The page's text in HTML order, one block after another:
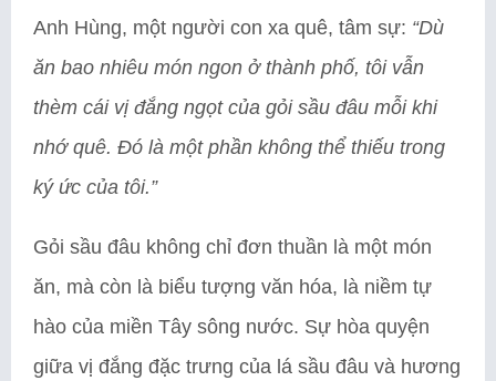
Anh Hùng, một người con xa quê, tâm sự: “Dù
ăn bao nhiêu món ngon ở thành phố, tôi vẫn
thèm cái vị đắng ngọt của gỏi sầu đâu mỗi khi
nhớ quê. Đó là một phần không thể thiếu trong
ký ức của tôi.”
Gỏi sầu đâu không chỉ đơn thuần là một món
ăn, mà còn là biểu tượng văn hóa, là niềm tự
hào của miền Tây sông nước. Sự hòa quyện
giữa vị đắng đặc trưng của lá sầu đâu và hương